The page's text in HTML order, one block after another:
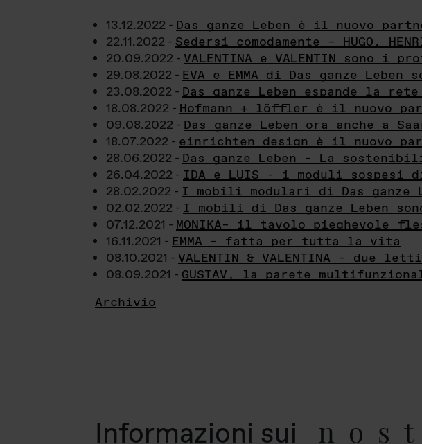
13.12.2022 - Das ganze Leben è il nuovo
22.11.2022 - Sedersi comodamente – HUGO,
20.09.2022 - VALENTINA e VALENTIN sono
29.08.2022 - EVA e EMMA di Das ganze
23.08.2022 - Das ganze Leben espande la
18.08.2022 - Hofmann + löffler è il nuovo
09.08.2022 - Das ganze Leben ora anche a
18.07.2022 - einrichten design è il nuovo
28.06.2022 - Das ganze Leben - La
26.04.2022 - IDA e LUIS - i moduli sospesi di
28.02.2022 - I mobili modulari di Das ganze
02.02.2022 - I mobili di Das ganze Leben
07.12.2021 - MONIKA– il tavolo pieghevole
16.11.2021 - EMMA – fatta per tutta la vita
08.10.2021 - VALENTIN & VALENTINA – due
08.09.2021 - GUSTAV, la parete
Archivio
Informazioni sui